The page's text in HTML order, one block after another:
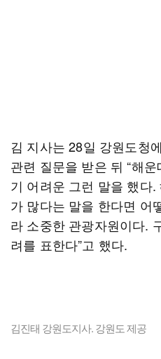
김 지사는 28일 강원도청
관련 질문을 받은 뒤 “해
기 어려운 그런 말을 했다
가 많다는 말을 한다면 어
라 소중한 관광자원이다.
려를 표한다”고 했다.
김진태 강원도지사. 강원도 제공